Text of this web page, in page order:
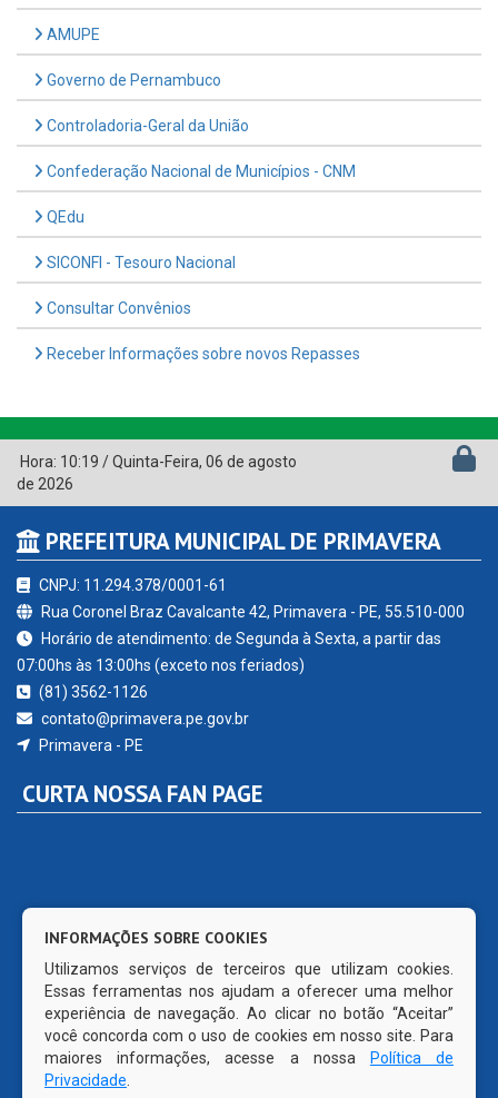
AMUPE
Governo de Pernambuco
Controladoria-Geral da União
Confederação Nacional de Municípios - CNM
QEdu
SICONFI - Tesouro Nacional
Consultar Convênios
Receber Informações sobre novos Repasses
Hora: 10:19 /Quinta-Feira, 06 de agosto
de 2026
PREFEITURA MUNICIPAL DE PRIMAVERA
CNPJ: 11.294.378/0001-61
Rua Coronel Braz Cavalcante 42, Primavera - PE, 55.510-000
Horário de atendimento: de Segunda à Sexta, a partir das
07:00hs às 13:00hs (exceto nos feriados)
(81) 3562-1126
contato@primavera.pe.gov.br
Primavera - PE
CURTA NOSSA FAN PAGE
INFORMAÇÕES SOBRE COOKIES
Utilizamos serviços de terceiros que utilizam cookies.
Essas ferramentas nos ajudam a oferecer uma melhor
experiência de navegação. Ao clicar no botão “Aceitar”
você concorda com o uso de cookies em nosso site. Para
maiores informações, acesse a nossa
Política de
Privacidade